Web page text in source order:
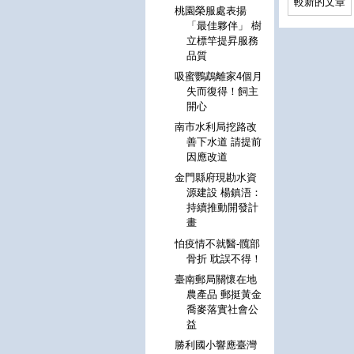
桃園榮服處表揚
「最佳夥伴」 樹
立標竿提昇服務
品質
吸蜜鸚鵡離家4個月
失而復得！飼主
開心
南市水利局挖路改
善下水道 請提前
因應改道
金門縣府現勘水資
源建設 楊鎮浯：
持續推動開發計
畫
怕疫情不就醫-髖部
骨折 耽誤不得！
臺南郵局關懷在地
農產品 郵挺黃金
喬麥落實社會公
益
勝利國小響應臺灣